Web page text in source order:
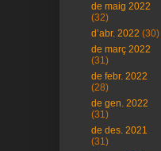
de maig 2022
(32)
d’abr. 2022 (30)
de març 2022
(31)
de febr. 2022
(28)
de gen. 2022
(31)
de des. 2021
(31)